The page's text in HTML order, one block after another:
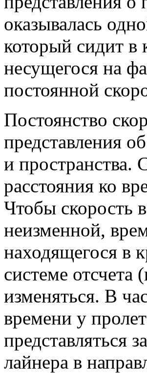
оказывалась
который сидит в
несущегося на
постоянной
Постоянство
представления
и пространства.
расстояния ко
Чтобы скорость
неизменной,
находящегося в
системе
изменяться. В
времени у
представляться
лайнера в